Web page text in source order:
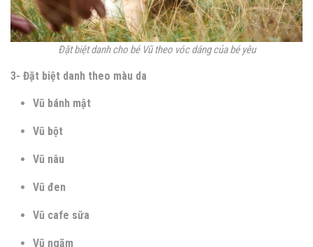
Đặt biệt danh cho bé Vũ theo vóc dáng của bé yêu
3- Đặt biệt danh theo màu da
Vũ bánh mật
Vũ bột
Vũ nâu
Vũ đen
Vũ cafe sữa
Vũ ngăm